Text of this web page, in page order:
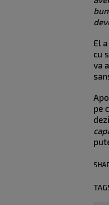
El
cu
va
pe